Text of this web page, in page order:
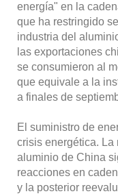
energía" en la
que ha restringido
industria del
las exportaciones
se consumieron al
que equivale a la
a finales de
El suministro de
crisis energética. La
aluminio de China
reacciones en
y la posterior